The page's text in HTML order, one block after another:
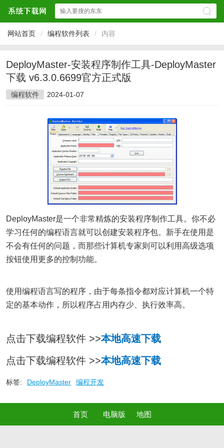
网站首页 / 编程软件列表 / 内容
DeployMaster-安装程序制作工具-DeployMaster
下载 v6.3.0.6699官方正式版
编程软件 2024-01-07
DeployMaster是一个非常精炼的安装程序制作工具。你不必
学习任何的编程语言就可以创建安装程序包。新手在使用是
不会有任何的问题，而那些计算机专家则可以利用高级选项
按钮使用更多的控制功能。
使用编程语言写的程序，由于每条指令都对应计算机一个特
定的基本动作，所以程序占用内存少、执行效率高。
点击下载编程软件 >>本地高速下载
点击下载编程软件 >>本地高速下载
标签: DeployMaster 编程开发
首页 电脑版 地图